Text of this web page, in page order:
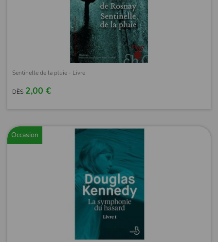
Sentinelle de la pluie - Livre
DÈS 2,00 €
Occasion